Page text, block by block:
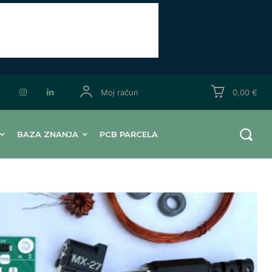
Moj račun 0,00 €
BAZA ZNANJA PCB PARCELA